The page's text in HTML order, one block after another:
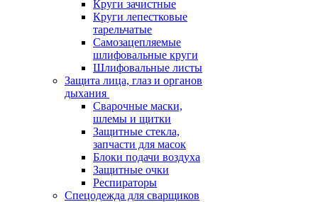
Круги зачистные
Круги лепестковые
тарельчатые
Самозацепляемые
шлифовальные круги
Шлифовальные листы
Защита лица, глаз и органов
дыхания
Сварочные маски,
шлемы и щитки
Защитные стекла,
запчасти для масок
Блоки подачи воздуха
Защитные очки
Респираторы
Спецодежда для сварщиков